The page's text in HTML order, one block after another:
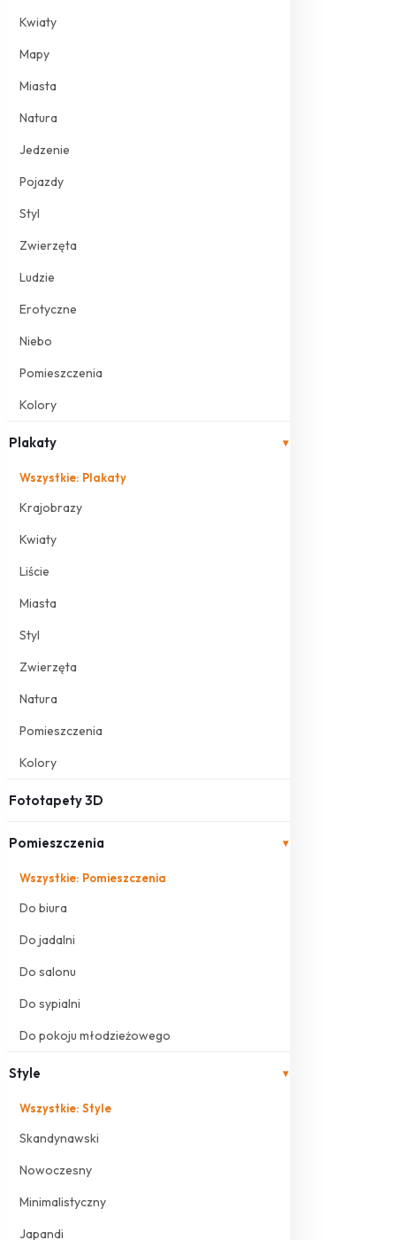
Kwiaty
Mapy
Miasta
Natura
Jedzenie
Pojazdy
Styl
Zwierzęta
Ludzie
Erotyczne
Niebo
Pomieszczenia
Kolory
Plakaty ▾
Wszystkie: Plakaty
Krajobrazy
Kwiaty
Liście
Miasta
Styl
Zwierzęta
Natura
Pomieszczenia
Kolory
Fototapety 3D
Pomieszczenia ▾
Wszystkie: Pomieszczenia
Do biura
Do jadalni
Do salonu
Do sypialni
Do pokoju młodzieżowego
Style ▾
Wszystkie: Style
Skandynawski
Nowoczesny
Minimalistyczny
Japandi